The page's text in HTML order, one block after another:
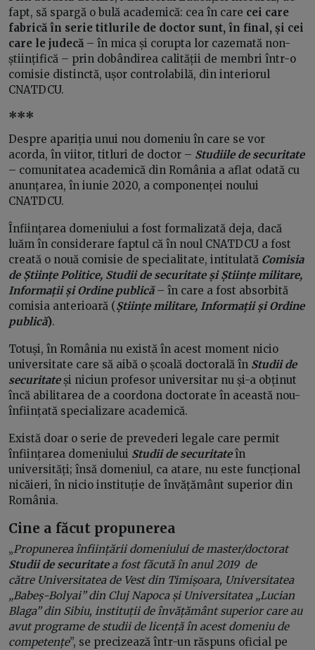
fapt, să spargă o bulă academică: cea în care cei care
fabrică în serie titlurile de doctor sunt, în final, și cei
care le judecă – în mica și corupta lor cazemată non-
științifică – prin dobândirea calității de membri într-o
comisie distinctă, ușor controlabilă, din interiorul
CNATDCU.
***
Despre apariția unui nou domeniu în care se vor
acorda, în viitor, titluri de doctor – Studiilede securitate
– comunitatea academică din România a aflat odată cu
anunțarea, în iunie 2020, a componenței noului
CNATDCU.
Înființarea domeniului a fost formalizată deja, dacă
luăm în considerare faptul că în noul CNATDCU a fost
creată o nouă comisie de specialitate, intitulată Comisia
de Științe Politice, Studii de securitate și Științe militare,
Informații și Ordine publică– în care a fost absorbită
comisia anterioară (Științe militare, Informații și Ordine
publică).
Totuși, în România nu există în acest moment nicio
universitate care să aibă o școală doctorală în Studii de
securitateși niciun profesor universitar nu și-a obținut
încă abilitarea de a coordona doctorate în această nou-
înființată specializare academică.
Există doar o serie de prevederi legale care permit
înființarea domeniului Studii de securitate în
universități; însă domeniul, ca atare, nu este funcțional
nicăieri, în nicio instituție de învățământ superior din
România.
Cine a făcut propunerea
„Propunerea înființării domeniului de master/doctorat
Studii de securitatea fost făcută în anul 2019 de
către Universitatea de Vest din Timișoara, Universitatea
„Babeș-Bolyai” din Cluj Napoca și Universitatea „Lucian
Blaga” din Sibiu, instituții de învățământ superior care au
avut programe de studii de licență în acest domeniu de
competențe”, se precizează într-un răspuns oficial pe